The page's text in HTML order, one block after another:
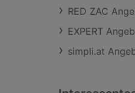
RED ZAC
EXPERT
simpli.at